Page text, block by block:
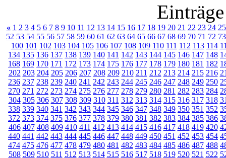
« 1 2 3 4 5 6 7 8 9 10 11 12 13 14 15 16 17 18 19 20 21 22 23 24 25
52 53 54 55 56 57 58 59 60 61 62 63 64 65 66 67 68 69 70 71 72 73
100 101 102 103 104 105 106 107 108 109 110 111 112 113 114
134 135 136 137 138 139 140 141 142 143 144 145 146 147 148
168 169 170 171 172 173 174 175 176 177 178 179 180 181 182
202 203 204 205 206 207 208 209 210 211 212 213 214 215 216
236 237 238 239 240 241 242 243 244 245 246 247 248 249 250
270 271 272 273 274 275 276 277 278 279 280 281 282 283 284
304 305 306 307 308 309 310 311 312 313 314 315 316 317 318
338 339 340 341 342 343 344 345 346 347 348 349 350 351 352
372 373 374 375 376 377 378 379 380 381 382 383 384 385 386
406 407 408 409 410 411 412 413 414 415 416 417 418 419 420
440 441 442 443 444 445 446 447 448 449 450 451 452 453 454
474 475 476 477 478 479 480 481 482 483 484 485 486 487 488
508 509 510 511 512 513 514 515 516 517 518 519 520 521 522